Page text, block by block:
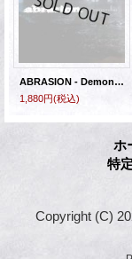
ABRASION - Demonstration [EP]
1,880円(税込)
ホ
特
Copyright (C)